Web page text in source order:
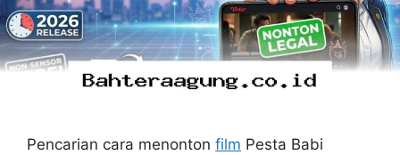
Pencarian cara menonton film Pesta Babi